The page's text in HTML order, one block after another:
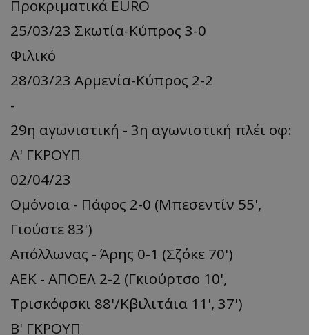
Προκριματικά EURO
25/03/23 Σκωτία-Κύπρος 3-0
Φιλικό
28/03/23 Αρμενία-Κύπρος 2-2
-
29η αγωνιστική - 3η αγωνιστική πλέι οφ:
Α' ΓΚΡΟΥΠ
02/04/23
Ομόνοια - Πάφος 2-0 (Μπεσεντίν 55',
Γιούστε 83')
Απόλλωνας - Άρης 0-1 (Σζόκε 70')
ΑΕΚ - ΑΠΟΕΛ 2-2 (Γκιούρτσο 10',
Τρισκόφσκι 88'/Κβιλιτάια 11', 37')
B' ΓΚΡΟΥΠ